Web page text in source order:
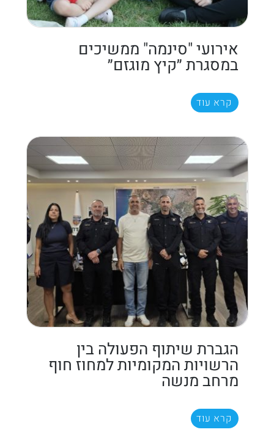
אירועי "סינמה" ממשיכים
במסגרת ״קיץ מוגזם״
קרא עוד
הגברת שיתוף הפעולה בין
הרשויות המקומיות למחוז חוף
מרחב מנשה
קרא עוד